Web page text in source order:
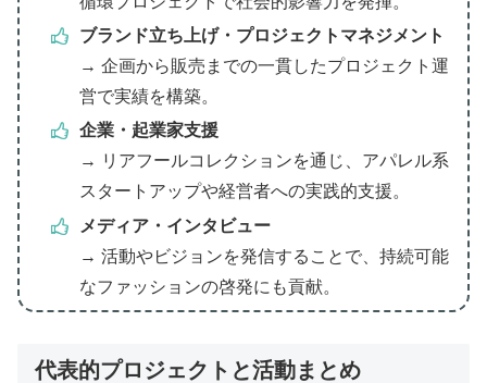
ブランド立ち上げ・プロジェクトマネジメント
→ 企画から販売までの一貫したプロジェクト運
営で実績を構築。
企業・起業家支援
→ リアフールコレクションを通じ、アパレル系
スタートアップや経営者への実践的支援。
メディア・インタビュー
→ 活動やビジョンを発信することで、持続可能
なファッションの啓発にも貢献。
代表的プロジェクトと活動まとめ